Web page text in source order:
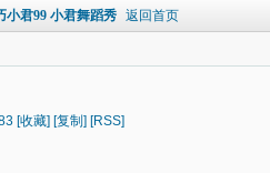
小君99 小君舞蹈秀 返回首页
[收藏] [复制] [RSS]